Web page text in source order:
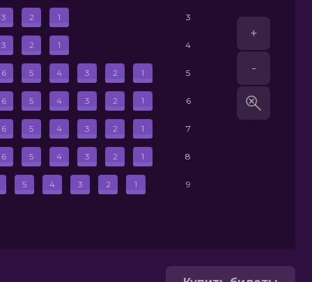
+
-
1
2
3
1
2
3
1
2
3
4
5
6
1
2
3
4
5
6
1
2
3
4
5
6
1
2
3
4
5
6
1
2
3
4
5
3
4
5
6
7
8
9